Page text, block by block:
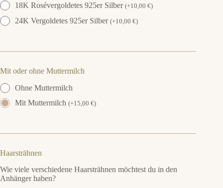
18K Rosévergoldetes 925er Silber (+10,00 €)
24K Vergoldetes 925er Silber (+10,00 €)
Mit oder ohne Muttermilch
Ohne Muttermilch
Mit Muttermilch (+15,00 €)
Haarsträhnen
Wie viele verschiedene Haarsträhnen möchtest du in den
Anhänger haben?